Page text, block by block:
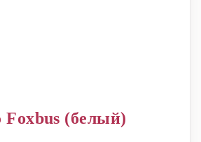
Foxbus (белый)